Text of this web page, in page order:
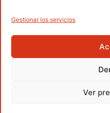
Gestionar los servicios
Ver
Copyright © 2026
Montaña y Escalada |
Política de